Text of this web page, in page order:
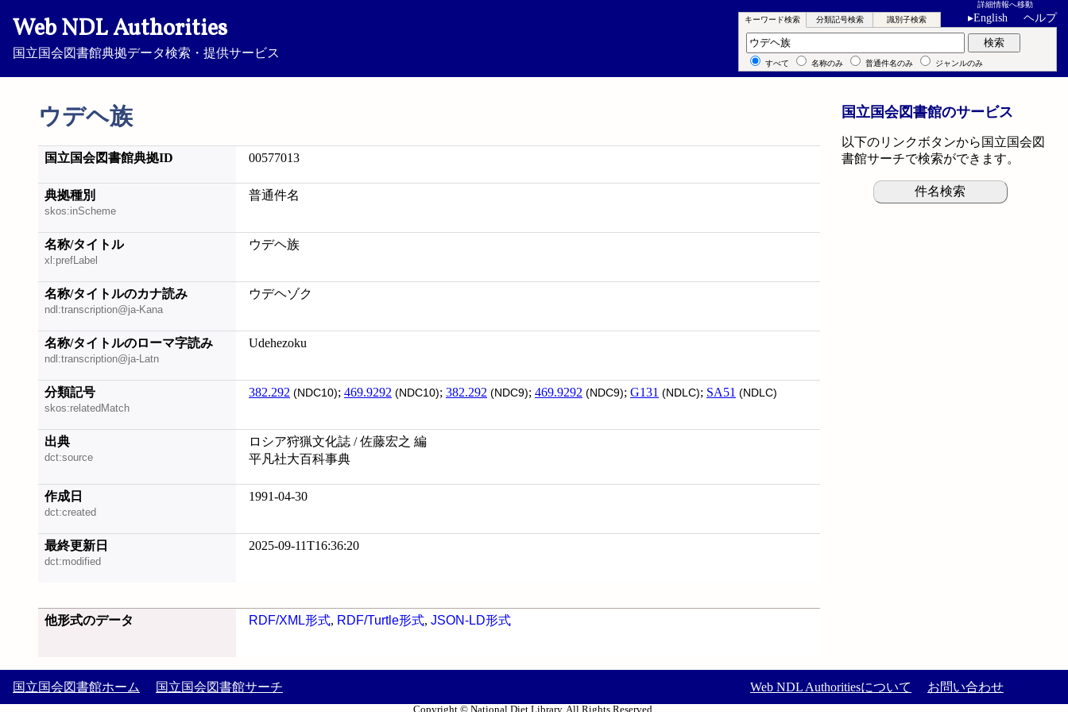
Web NDL Authorities
国立国会図書館典拠データ検索・提供サービス
詳細情報へ移動
▸English ヘルプ
ウデヘ族
キーワード検索 分類記号検索 識別子検索
キーワード検索 検索
すべて 名称のみ 普通件名のみ ジャンルのみ
国立国会図書館典拠ID 00577013
典拠種別
skos:inScheme
普通件名
名称/タイトル
xl:prefLabel
ウデヘ族
名称/タイトルのカナ読み
ndl:transcription@ja-Kana
ウデヘゾク
名称/タイトルのローマ字読み
ndl:transcription@ja-Latn
Udehezoku
分類記号
skos:relatedMatch
382.292 (NDC10); 469.9292 (NDC10); 382.292 (NDC9); 469.9292 (NDC9); G131 (NDLC); SA51 (NDLC)
出典
dct:source
ロシア狩猟文化誌 / 佐藤宏之 編
平凡社大百科事典
作成日
dct:created
1991-04-30
最終更新日
dct:modified
2025-09-11T16:36:20
他形式のデータ RDF/XML形式, RDF/Turtle形式, JSON-LD形式
国立国会図書館のサービス
以下のリンクボタンから国立国会図
書館サーチで検索ができます。
件名検索
国立国会図書館ホーム 国立国会図書館サーチ Web NDL Authoritiesについて お問い合わせ